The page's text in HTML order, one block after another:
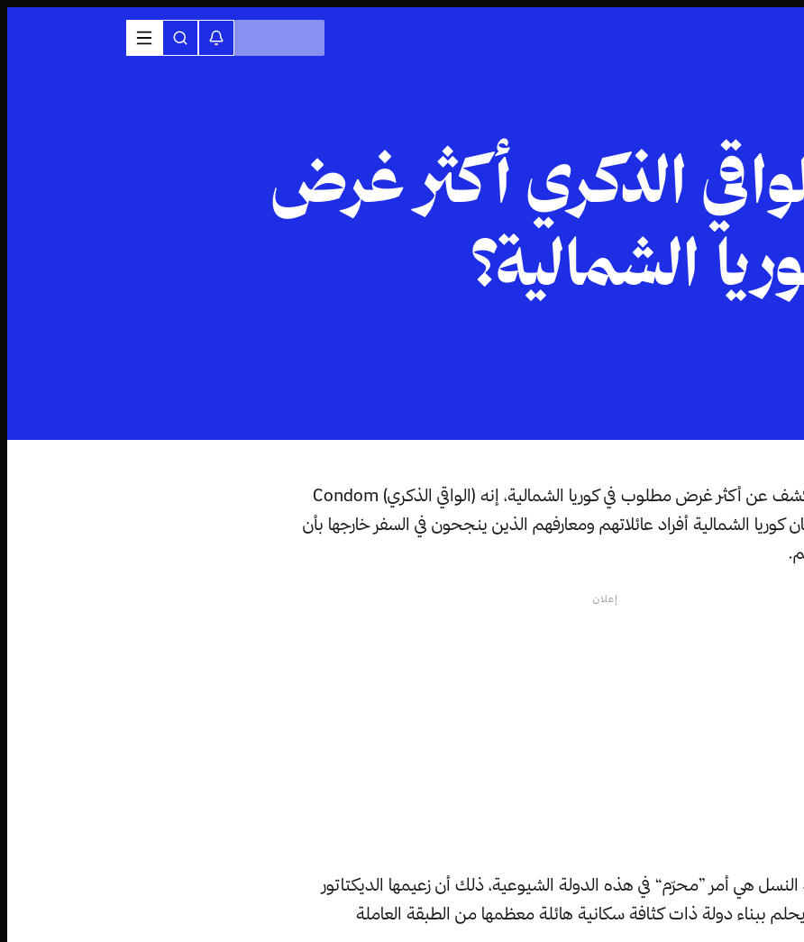
الذكري أكثر غرض
الشمالية؟
حسنا، لقد تم الكشف عن أكثر غرض مطلوب في كوريا الشمالية، إنه (الواقي الذكري) Condom
الشمالية أفراد عائلاتهم ومعارفهم الذين ينجحون في السفر خارجها بأن
إعلان
هي أمر ”محرّم“ في هذه الدولة الشيوعية، ذلك أن زعيمها الديكتاتور
ببناء دولة ذات كثافة سكانية هائلة معظمها من الطبقة العاملة